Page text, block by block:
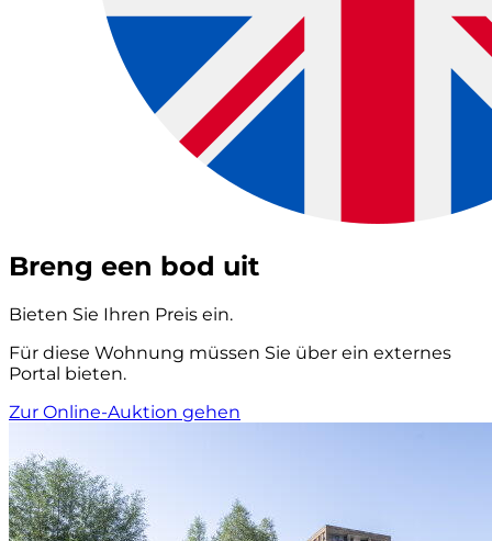
Breng een bod uit
Bieten Sie Ihren Preis ein.
Für diese Wohnung müssen Sie über ein externes
Portal bieten.
Zur Online-Auktion gehen